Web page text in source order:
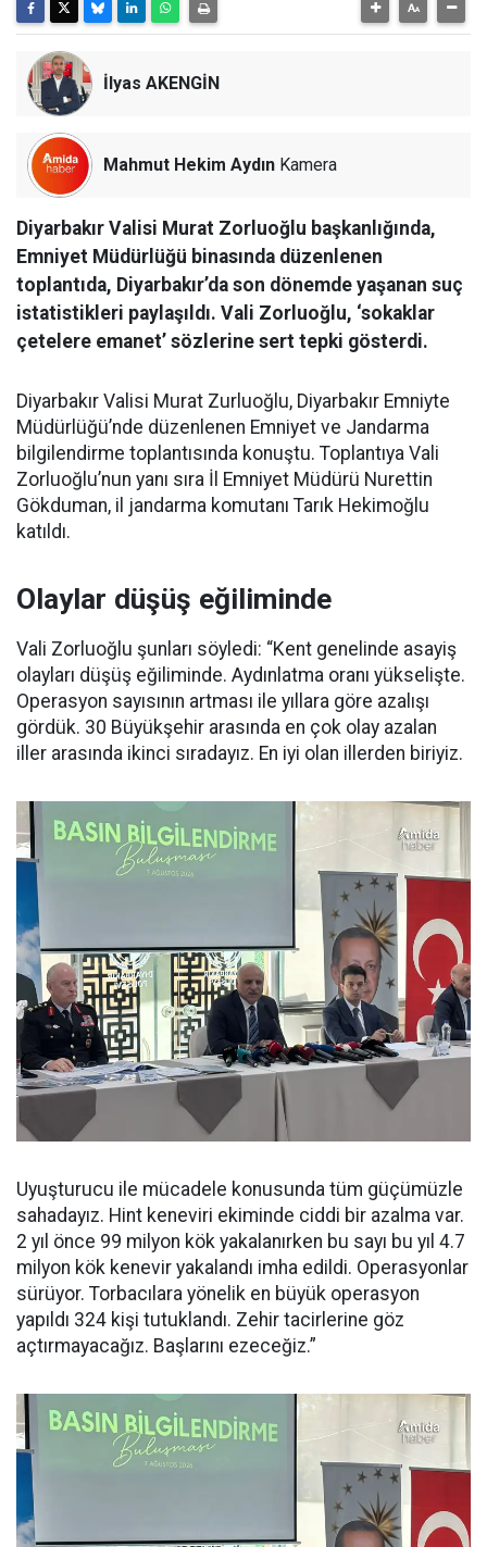
İlyas AKENGİN
Mahmut Hekim Aydın Kamera
Diyarbakır Valisi Murat Zorluoğlu başkanlığında,
Emniyet Müdürlüğü binasında düzenlenen
toplantıda, Diyarbakır’da son dönemde yaşanan suç
istatistikleri paylaşıldı. Vali Zorluoğlu, ‘sokaklar
çetelere emanet’ sözlerine sert tepki gösterdi.
Diyarbakır Valisi Murat Zurluoğlu, Diyarbakır Emniyte
Müdürlüğü’nde düzenlenen Emniyet ve Jandarma
bilgilendirme toplantısında konuştu. Toplantıya Vali
Zorluoğlu’nun yanı sıra İl Emniyet Müdürü Nurettin
Gökduman, il jandarma komutanı Tarık Hekimoğlu
katıldı.
Olaylar düşüş eğiliminde
Vali Zorluoğlu şunları söyledi: “Kent genelinde asayiş
olayları düşüş eğiliminde. Aydınlatma oranı yükselişte.
Operasyon sayısının artması ile yıllara göre azalışı
gördük. 30 Büyükşehir arasında en çok olay azalan
iller arasında ikinci sıradayız. En iyi olan illerden biriyiz.
Uyuşturucu ile mücadele konusunda tüm güçümüzle
sahadayız. Hint keneviri ekiminde ciddi bir azalma var.
2 yıl önce 99 milyon kök yakalanırken bu sayı bu yıl 4.7
milyon kök kenevir yakalandı imha edildi. Operasyonlar
sürüyor. Torbacılara yönelik en büyük operasyon
yapıldı 324 kişi tutuklandı. Zehir tacirlerine göz
açtırmayacağız. Başlarını ezeceğiz.”